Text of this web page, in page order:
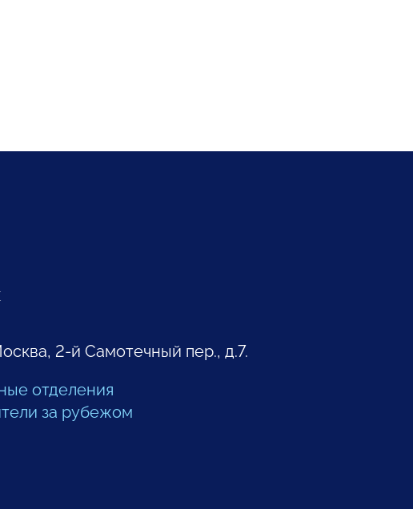
2-й Самотечный пер., д.7.
отделения
за рубежом